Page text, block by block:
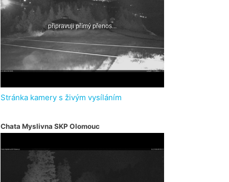
Stránka kamery s živým vysíláním
Chata Myslivna SKP Olomouc